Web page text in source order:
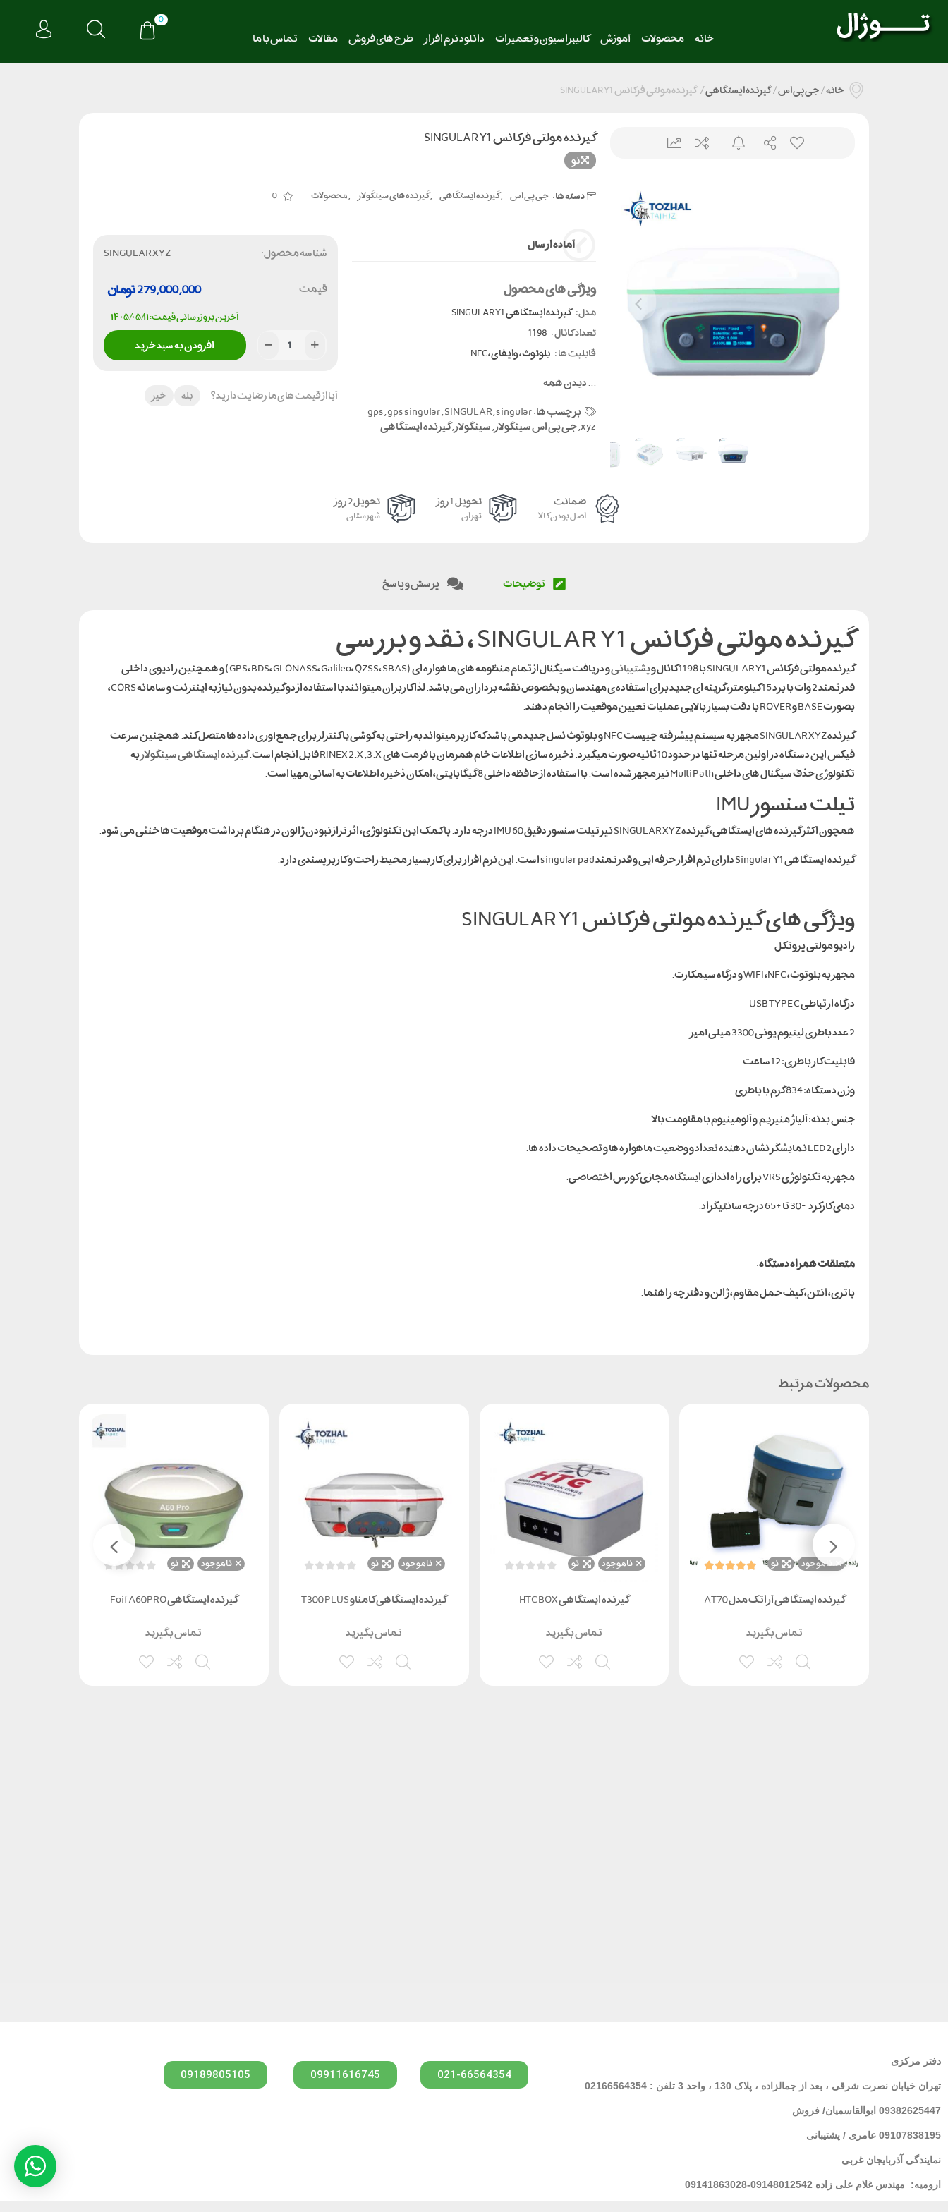
خانه محصولات آموزش کالیبراسیون و تعمیرات دانلود نرم افزار طرح های فروش مقالات تماس با ما
0
خانه/جی پی اس/گیرنده ایستگاهی/ گیرنده مولتی فرکانس SINGULAR Y1
گیرنده مولتی فرکانس SINGULAR Y1
نو
دسته ها: جی پی اس ,گیرنده ایستگاهی ,گیرنده های سینگولار ,محصولات 0
آماده ارسال
ویژگی های محصول
مدل: گیرنده ایستگاهی SINGULAR Y1
تعداد کانال :
قابلیت ها : بلوتوث ، وایفای ، NFC
...دیدن همه
برچسب ها:
gps,gps singular,SINGULAR,singular
xyz
,جی پی اس سینگولار,سینگولار,گیرنده ایستگاهی
شناسه محصول:
SINGULAR XYZ
قیمت:
تومان279,000,000
آخرین بروزرسانی قیمت: ۱۴۰۵/۰۵/۱۱
افزودن به سبد خرید
آیا از قیمت های ما رضایت دارید؟ بله خیر
ضمانت
اصل بودن کالا
تحویل 1 روز
تهران
تحویل 2 روز
شهرستان
توضیحات پرسش و پاسخ
گیرنده مولتی فرکانس SINGULAR Y1 ، نقد و بررسی
گیرنده مولتی فرکانس SINGULAR Y1 با 1198 کانال و پشتیبانی
و دریافت سیگنال از تمام منظومه های ماهواره ای (GPS، BDS، GLONASS، Galileo، QZSS، SBAS) و همچنین رادیوی داخلی
قدرتمند 2 وات با برد 15 کیلومتر، گزینه ای جدید برای استفاده ی مهندسان و بخصوص نقشه برداران می باشد. لذا کاربران میتوانند با استفاده از دو گیرنده بدون نیاز به اینترنت و سامانه CORS،
بصورت BASE و ROVER با دقت بسیار بالایی عملیات تعیین موقعیت را انجام دهند.
گیرنده SINGULAR XYZ مجهز به سیستم پیشرفته چیپست NFC و بلوتوث نسل جدید می باشد که کاربر میتواند به راحتی به گوشی یا کنترلر برای جمع آوری داده ها متصل کند. همچنین سرعت
فیکس این دستگاه در اولین مرحله تنها در حدود 10 ثانیه صورت میگیرد. ذخیره سازی اطلاعات خام همزمان با فرمت های RINEX 2.X ,3.X قابل انجام است.
گیرنده ایستگاهی سینگولاربه
تکنولوژی حذف سیگنال های داخلی Multi Path نیز مجهز شده است. با استفاده از حافظه داخلی 8 گیگابایتی، امکان ذخیره اطلاعات به آسانی مهیا است.
تیلت سنسور IMU
همچون اکثر گیرنده های ایستگاهی، گیرنده SINGULAR XYZ نیز تیلت سنسور دقیق IMU 60 درجه دارد. با کمک این تکنولوژی، اثر تراز نبودن ژالون در هنگام برداشت موقعیت ها خنثی می شود.
گیرنده ایستگاهی Singular Y1 دارای نرم افزار حرفه ایی و قدرتمند singular pad است. این نرم افزار برای کار بسیار محیط راحت و کاربر پسندی دارد.
ویژگی های گیرنده مولتی فرکانس SINGULAR Y1
رادیو مولتی پروتکل
مجهز به بلوتوث، WIFI ،NFC و درگاه سیمکارت.
درگاه ارتباطی USB TYPE C
2 عدد باطری لیتیوم یونی 3300 میلی آمپر.
قابلیت کار باطری: 12 ساعت.
وزن دستگاه: 834 گرم با باطری.
جنس بدنه: آلیاژ منیزیم و آلومینیوم با مقاومت بالا.
دارای 2 LED نمایشگر نشان دهنده تعداد و وضعیت ماهواره ها و تصحیحات داده ها.
مجهز به تکنولوژی VRS برای راه اندازی ایستگاه مجازی کورس اختصاصی.
دمای کارکرد: -30 تا +65 درجه سانتیگراد.
متعلقات همراه دستگاه:
باتری، آنتن، کیف حمل مقاوم، ژالن و دفترچه راهنما.
محصولات مرتبط
ناموجود نو
گیرنده ایستگاهی آراتک مدل AT70
تماس بگیرید
ناموجود نو
گیرنده ایستگاهی HTC BOX
تماس بگیرید
ناموجود نو
گیرنده ایستگاهی کامناو T300 PLUS
تماس بگیرید
ناموجود نو
گیرنده ایستگاهی Foif A60PRO
تماس بگیرید
دفتر مرکزی
تهران خیابان نصرت شرقی ، بعد از جمالزاده ، پلاک 130 ، واحد 3 تلفن : 02166564354
09382625447 ابوالقاسمیان/ فروش
09107838195 عامری / پشتیبانی
نمایندگی آذربایجان غربی
ارومیه: مهندس غلام علی زاده 09148012542-09141863028
021-66564354
09911616745
09189805105
کارشناس فروش